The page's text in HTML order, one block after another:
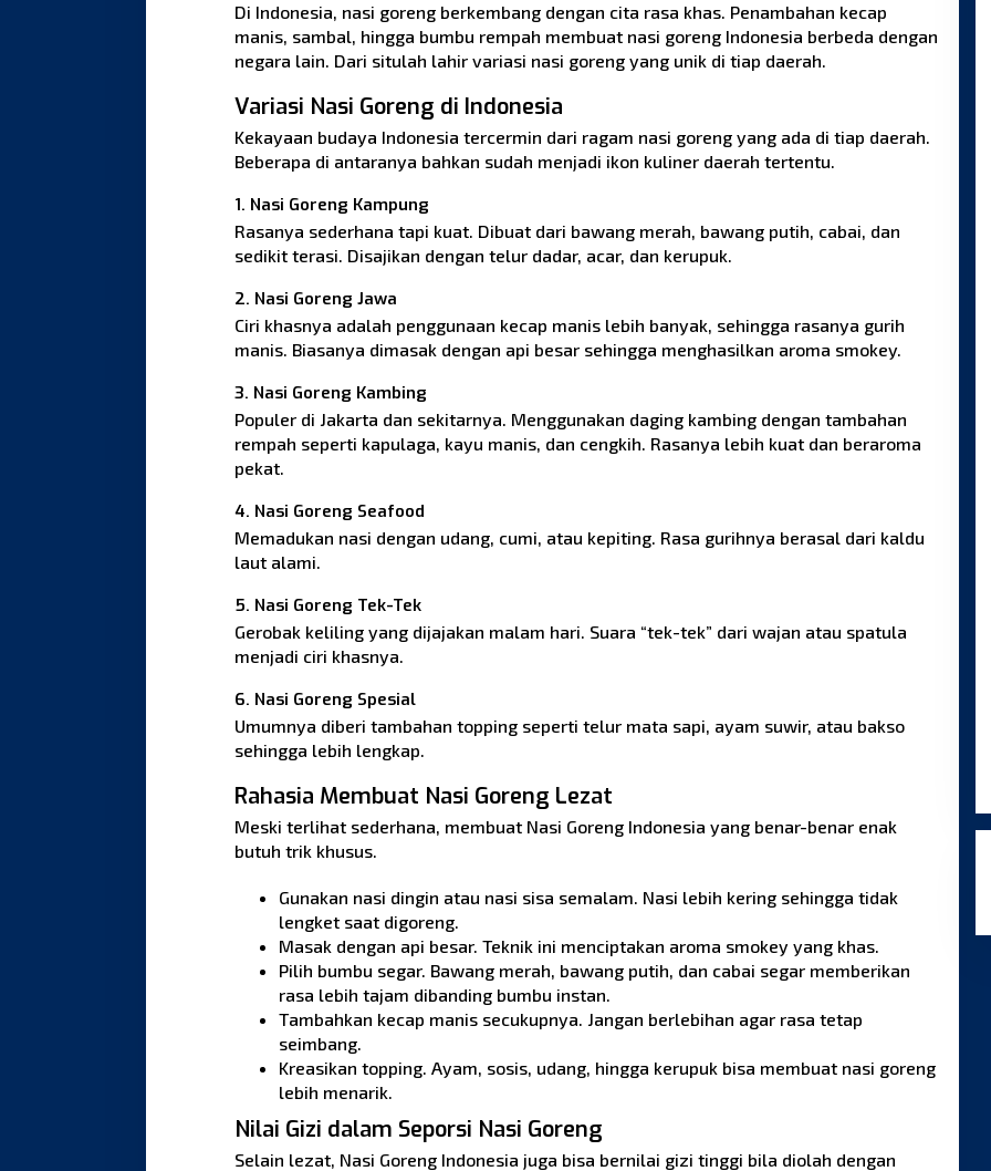
Di Indonesia, nasi goreng berkembang dengan cita rasa khas. Penambahan kecap
manis, sambal, hingga bumbu rempah membuat nasi goreng Indonesia berbeda dengan
negara lain. Dari situlah lahir variasi nasi goreng yang unik di tiap daerah.
Variasi Nasi Goreng di Indonesia
Kekayaan budaya Indonesia tercermin dari ragam nasi goreng yang ada di tiap daerah.
Beberapa di antaranya bahkan sudah menjadi ikon kuliner daerah tertentu.
1. Nasi Goreng Kampung
Rasanya sederhana tapi kuat. Dibuat dari bawang merah, bawang putih, cabai, dan
sedikit terasi. Disajikan dengan telur dadar, acar, dan kerupuk.
2. Nasi Goreng Jawa
Ciri khasnya adalah penggunaan kecap manis lebih banyak, sehingga rasanya gurih
manis. Biasanya dimasak dengan api besar sehingga menghasilkan aroma smokey.
3. Nasi Goreng Kambing
Populer di Jakarta dan sekitarnya. Menggunakan daging kambing dengan tambahan
rempah seperti kapulaga, kayu manis, dan cengkih. Rasanya lebih kuat dan beraroma
pekat.
4. Nasi Goreng Seafood
Memadukan nasi dengan udang, cumi, atau kepiting. Rasa gurihnya berasal dari kaldu
laut alami.
5. Nasi Goreng Tek-Tek
Gerobak keliling yang dijajakan malam hari. Suara “tek-tek” dari wajan atau spatula
menjadi ciri khasnya.
6. Nasi Goreng Spesial
Umumnya diberi tambahan topping seperti telur mata sapi, ayam suwir, atau bakso
sehingga lebih lengkap.
Rahasia Membuat Nasi Goreng Lezat
Meski terlihat sederhana, membuat Nasi Goreng Indonesia yang benar-benar enak
butuh trik khusus.
Gunakan nasi dingin atau nasi sisa semalam. Nasi lebih kering sehingga tidak
lengket saat digoreng.
Masak dengan api besar. Teknik ini menciptakan aroma smokey yang khas.
Pilih bumbu segar. Bawang merah, bawang putih, dan cabai segar memberikan
rasa lebih tajam dibanding bumbu instan.
Tambahkan kecap manis secukupnya. Jangan berlebihan agar rasa tetap
seimbang.
Kreasikan topping. Ayam, sosis, udang, hingga kerupuk bisa membuat nasi goreng
lebih menarik.
Nilai Gizi dalam Seporsi Nasi Goreng
Selain lezat, Nasi Goreng Indonesia juga bisa bernilai gizi tinggi bila diolah dengan